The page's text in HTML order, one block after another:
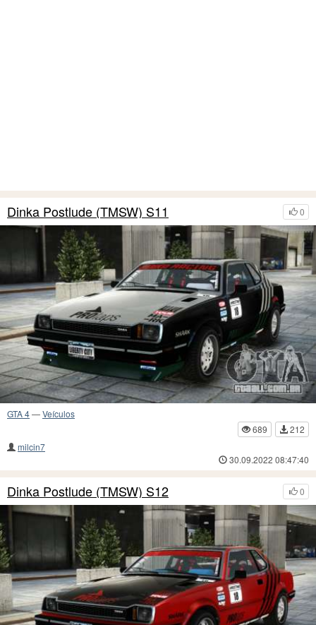
0
Dinka Postlude (TMSW) S11
GTA 4—Veículos
689
212
milcin7
30.09.2022 08:47:40
0
Dinka Postlude (TMSW) S12